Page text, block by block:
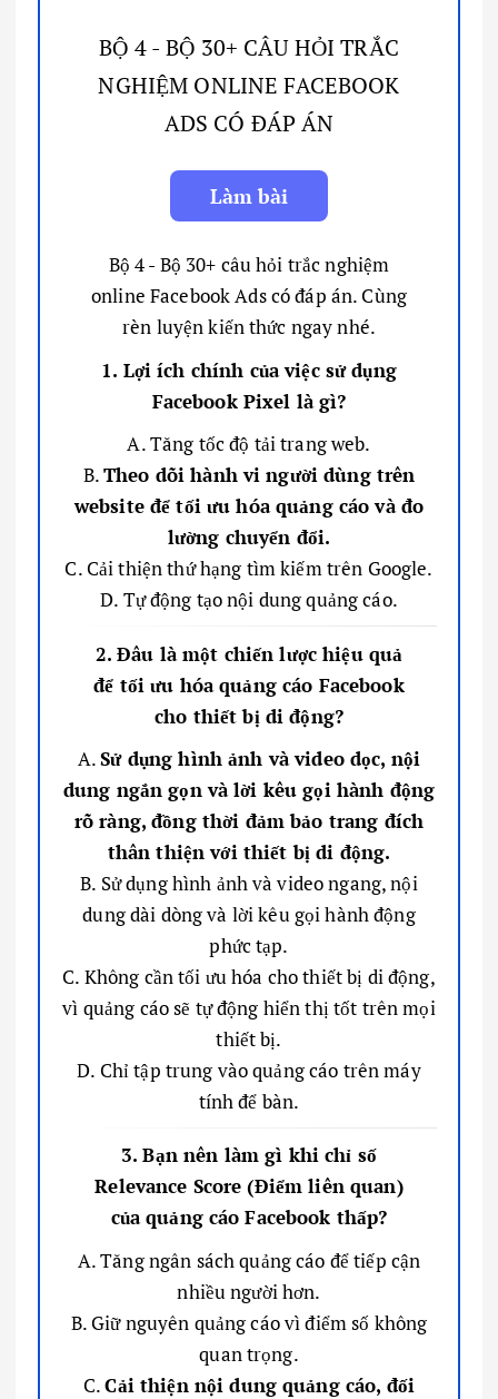
BỘ 4 - BỘ 30+ CÂU HỎI TRẮC
NGHIỆM ONLINE FACEBOOK
ADS CÓ ĐÁP ÁN
Bộ 4 - Bộ 30+ câu hỏi trắc nghiệm
online Facebook Ads có đáp án. Cùng
rèn luyện kiến thức ngay nhé.
1. Lợi ích chính của việc sử dụng
Facebook Pixel là gì?
A. Tăng tốc độ tải trang web.
B.Theo dõi hành vi người dùng trên
website để tối ưu hóa quảng cáo và đo
lường chuyển đổi.
C. Cải thiện thứ hạng tìm kiếm trên Google.
D. Tự động tạo nội dung quảng cáo.
2. Đâu là một chiến lược hiệu quả
để tối ưu hóa quảng cáo Facebook
cho thiết bị di động?
A.Sử dụng hình ảnh và video dọc, nội
dung ngắn gọn và lời kêu gọi hành động
rõ ràng, đồng thời đảm bảo trang đích
thân thiện với thiết bị di động.
B. Sử dụng hình ảnh và video ngang, nội
dung dài dòng và lời kêu gọi hành động
phức tạp.
C. Không cần tối ưu hóa cho thiết bị di động,
vì quảng cáo sẽ tự động hiển thị tốt trên mọi
thiết bị.
D. Chỉ tập trung vào quảng cáo trên máy
tính để bàn.
3. Bạn nên làm gì khi chỉ số
Relevance Score (Điểm liên quan)
của quảng cáo Facebook thấp?
A. Tăng ngân sách quảng cáo để tiếp cận
nhiều người hơn.
B. Giữ nguyên quảng cáo vì điểm số không
quan trọng.
C.Cải thiện nội dung quảng cáo, đối